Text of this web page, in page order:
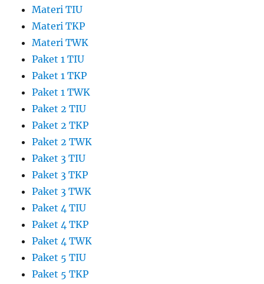
Materi TIU
Materi TKP
Materi TWK
Paket 1 TIU
Paket 1 TKP
Paket 1 TWK
Paket 2 TIU
Paket 2 TKP
Paket 2 TWK
Paket 3 TIU
Paket 3 TKP
Paket 3 TWK
Paket 4 TIU
Paket 4 TKP
Paket 4 TWK
Paket 5 TIU
Paket 5 TKP